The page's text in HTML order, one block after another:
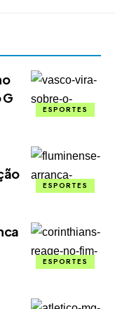
ESPORTES
ESPORTES
ESPORTES